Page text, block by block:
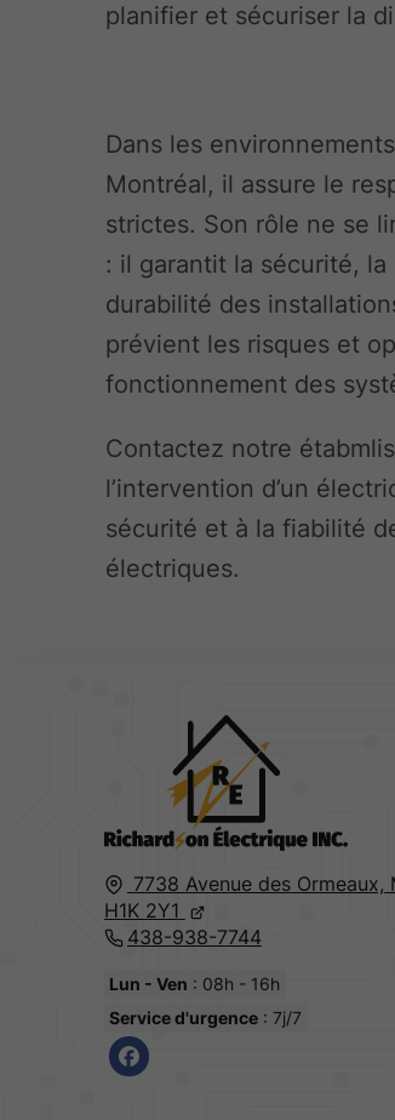
planifier et sécuriser la
Dans les
Montréal, il assure le
strictes. Son rôle ne se
: il garantit la sécurité,
durabilité des
prévient les risques et
fonctionnement des
Contactez notre
l’intervention d’un
sécurité et à la fiabilité
électriques.
7738 Avenue des Ormeaux,
H1K 2Y1
438-938-7744
Lun - Ven : 08h - 16h
Service d'urgence : 7j/7